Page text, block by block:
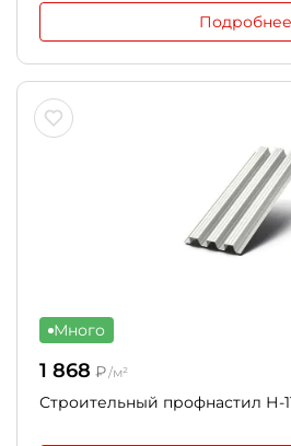
Подробнее
Много
1 868 ₽/м²
Строительный профнастил Н-